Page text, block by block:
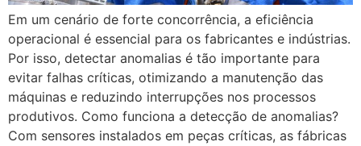
Em um cenário de forte concorrência, a eficiência
operacional é essencial para os fabricantes e indústrias.
Por isso, detectar anomalias é tão importante para
evitar falhas críticas, otimizando a manutenção das
máquinas e reduzindo interrupções nos processos
produtivos. Como funciona a detecção de anomalias?
Com sensores instalados em peças críticas, as fábricas